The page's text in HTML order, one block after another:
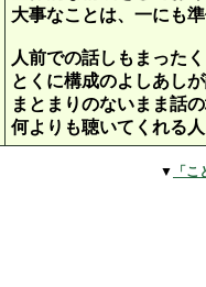
大事なことは、一にも
人前での話しもまった
とくに構成のよしあし
まとまりのないまま話
何よりも聴いてくれる
▼ 「